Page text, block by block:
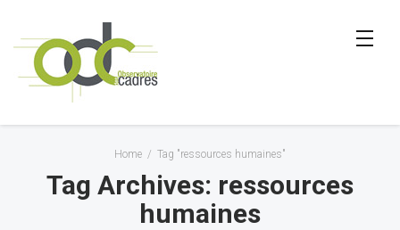
Home / Tag "ressources humaines"
Tag Archives: ressources
humaines